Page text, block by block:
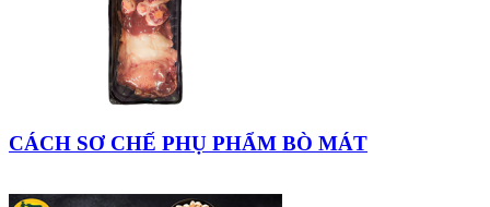
CÁCH SƠ CHẾ PHỤ PHẨM BÒ MÁT